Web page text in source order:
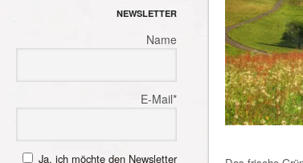
NEWSLETTER
Name
E-Mail*
Ja, ich möchte den Newsletter